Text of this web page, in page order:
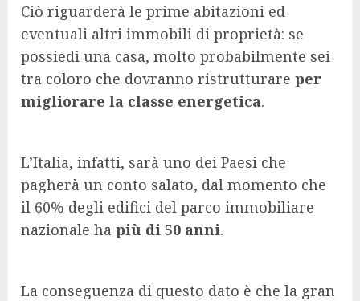
Ciò riguarderà le prime abitazioni ed
eventuali altri immobili di proprietà: se
possiedi una casa, molto probabilmente sei
tra coloro che dovranno ristrutturare per
migliorare la classe energetica.
L’Italia, infatti, sarà uno dei Paesi che
pagherà un conto salato, dal momento che
il 60% degli edifici del parco immobiliare
nazionale ha più di 50 anni.
La conseguenza di questo dato è che la gran